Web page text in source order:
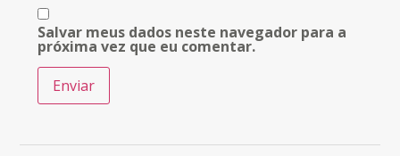
Salvar meus dados neste navegador para a
próxima vez que eu comentar.